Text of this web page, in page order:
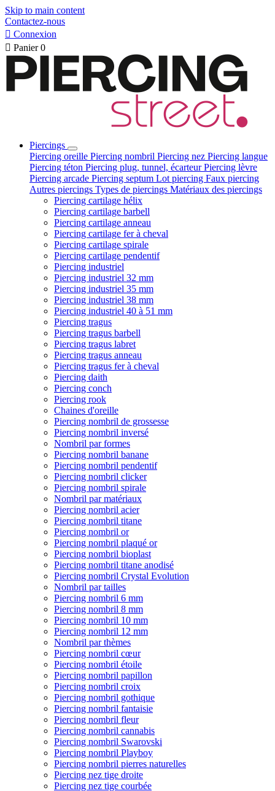
Skip to main content
Contactez-nous
 Connexion
 Panier 0
Piercings
Piercing oreille Piercing nombril Piercing nez Piercing langue
Piercing téton Piercing plug, tunnel, écarteurPiercing lèvre
Piercing arcade Piercing septum Lot piercing Faux piercing
Autres piercings Types de piercings Matériaux des piercings
Piercing cartilage hélix
Piercing cartilage barbell
Piercing cartilage anneau
Piercing cartilage fer à cheval
Piercing cartilage spirale
Piercing cartilage pendentif
Piercing industriel
Piercing industriel 32 mm
Piercing industriel 35 mm
Piercing industriel 38 mm
Piercing industriel 40 à 51 mm
Piercing tragus
Piercing tragus barbell
Piercing tragus labret
Piercing tragus anneau
Piercing tragus fer à cheval
Piercing daith
Piercing conch
Piercing rook
Chaines d'oreille
Piercing nombril de grossesse
Piercing nombril inversé
Nombril par formes
Piercing nombril banane
Piercing nombril pendentif
Piercing nombril clicker
Piercing nombril spirale
Nombril par matériaux
Piercing nombril acier
Piercing nombril titane
Piercing nombril or
Piercing nombril plaqué or
Piercing nombril bioplast
Piercing nombril titane anodisé
Piercing nombril Crystal Evolution
Nombril par tailles
Piercing nombril 6 mm
Piercing nombril 8 mm
Piercing nombril 10 mm
Piercing nombril 12 mm
Nombril par thèmes
Piercing nombril cœur
Piercing nombril étoile
Piercing nombril papillon
Piercing nombril croix
Piercing nombril gothique
Piercing nombril fantaisie
Piercing nombril fleur
Piercing nombril cannabis
Piercing nombril Swarovski
Piercing nombril Playboy
Piercing nombril pierres naturelles
Piercing nez tige droite
Piercing nez tige courbée